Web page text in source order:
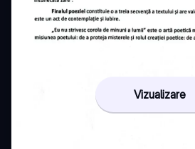
Vizualizare